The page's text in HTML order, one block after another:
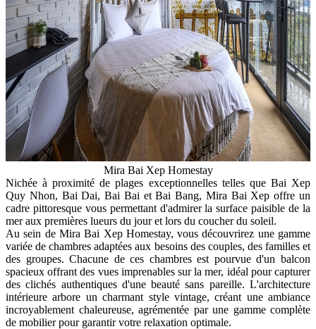
Mira Bai Xep Homestay
Nichée à proximité de plages exceptionnelles telles que Bai Xep
Quy Nhon, Bai Dai, Bai Bai et Bai Bang, Mira Bai Xep offre un
cadre pittoresque vous permettant d'admirer la surface paisible de la
mer aux premières lueurs du jour et lors du coucher du soleil.
Au sein de Mira Bai Xep Homestay, vous découvrirez une gamme
variée de chambres adaptées aux besoins des couples, des familles et
des groupes. Chacune de ces chambres est pourvue d'un balcon
spacieux offrant des vues imprenables sur la mer, idéal pour capturer
des clichés authentiques d'une beauté sans pareille. L'architecture
intérieure arbore un charmant style vintage, créant une ambiance
incroyablement chaleureuse, agrémentée par une gamme complète
de mobilier pour garantir votre relaxation optimale.